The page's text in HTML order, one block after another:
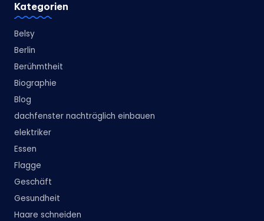
Kategorien
Belsy
Berlin
Berühmtheit
Biographie
Blog
dachfenster nachträglich einbauen
elektriker
Essen
Flagge
Geschäft
Gesundheit
Haare schneiden